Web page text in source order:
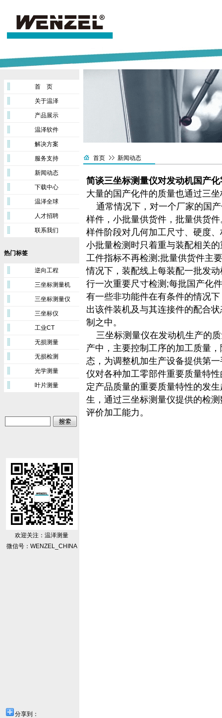
首 页
关于温泽
产品展示
温泽软件
解决方案
服务支持
新闻动态
下载中心
温泽全球
人才招聘
联系我们
热门标签
逆向工程
三坐标测量机
三坐标测量仪
三坐标仪
工业CT
无损测量
无损检测
光学测量
叶片测量
欢迎关注：温泽测量
微信号：WENZEL_CHINA
分享到：
首页 新闻动态
简谈三坐标测量仪对发动机国产
大量的国产化件的质量也通过三坐
通常情况下，对一个厂家的国
样件，小批量供货件，批量供货
样件阶段对几何加工尺寸、硬度
小批量检测时只着重与装配相关
工件指标不再检测;批量供货件主
情况下，装配线上每装配一批发
行一次重要尺寸检测;每批国产化
有一些非功能件在有条件的情况
出该件装机及与其连接件的配合
制之中。
三坐标测量仪在发动机生产的
产中，主要控制工序的加工质量
态，为调整机加生产设备提供第
仪对各种加工零部件重要质量特
定产品质量的重要质量特性的发
生，通过三坐标测量仪提供的检
评价加工能力。